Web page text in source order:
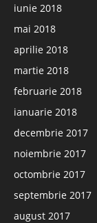
iunie 2018
mai 2018
aprilie 2018
martie 2018
februarie 2018
ianuarie 2018
decembrie 2017
noiembrie 2017
octombrie 2017
septembrie 2017
august 2017